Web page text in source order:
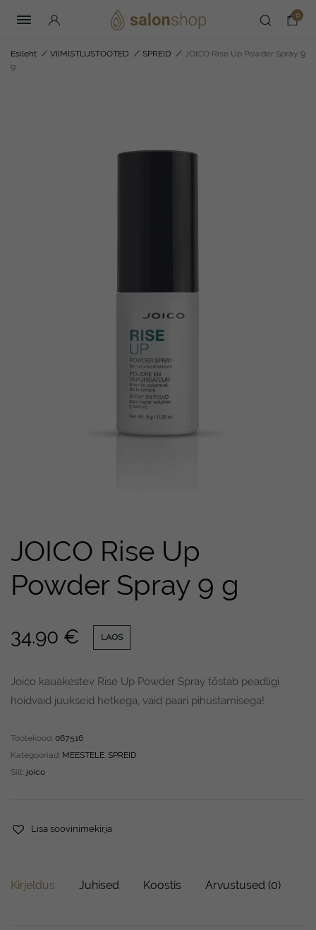
0
Esileht / VIIMISTLUSTOOTED / SPREID / JOICO Rise Up Powder Spray 9
g
JOICO Rise Up
Powder Spray 9 g
34.90 € LAOS
Joico kauakestev Rise Up Powder Spray tõstab peadligi
hoidvaid juukseid hetkega, vaid paari pihustamisega!
Tootekood: 067516
Kategooriad: MEESTELE, SPREID
Silt: joico
Lisa soovinimekirja
Kirjeldus Juhised Koostis Arvustused (0)